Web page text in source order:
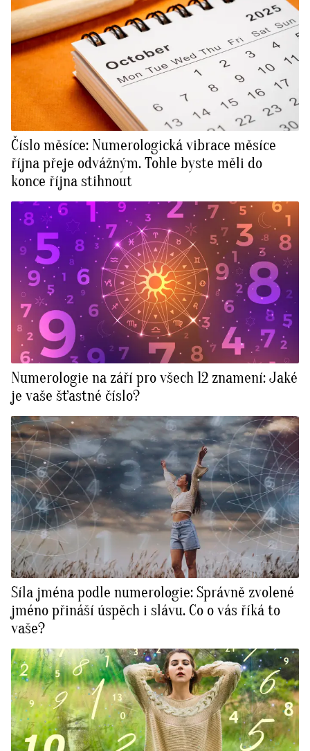
Číslo měsíce: Numerologická vibrace měsíce
října přeje odvážným. Tohle byste měli do
konce října stihnout
Numerologie na září pro všech 12 znamení: Jaké
je vaše šťastné číslo?
Síla jména podle numerologie: Správně zvolené
jméno přináší úspěch i slávu. Co o vás říká to
vaše?